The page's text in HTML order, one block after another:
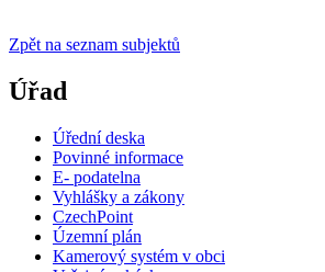
Zpět na seznam subjektů
Úřad
Úřední deska
Povinné informace
E- podatelna
Vyhlášky a zákony
CzechPoint
Územní plán
Kamerový systém v obci